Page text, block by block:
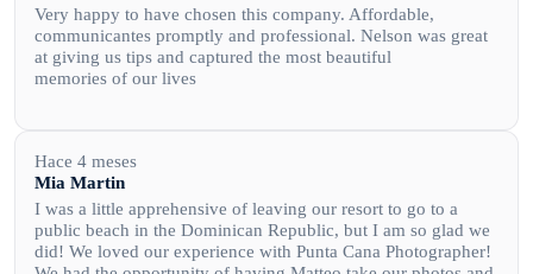
Very happy to have chosen this company. Affordable,
communicantes promptly and professional. Nelson was great
at giving us tips and captured the most beautiful
memories of our lives
Hace 4 meses
Mia Martin
I was a little apprehensive of leaving our resort to go to a
public beach in the Dominican Republic, but I am so glad we
did! We loved our experience with Punta Cana Photographer!